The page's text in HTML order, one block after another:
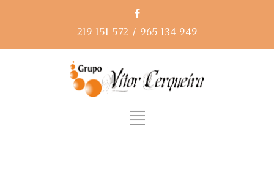
219 151 572 / 965 134 949